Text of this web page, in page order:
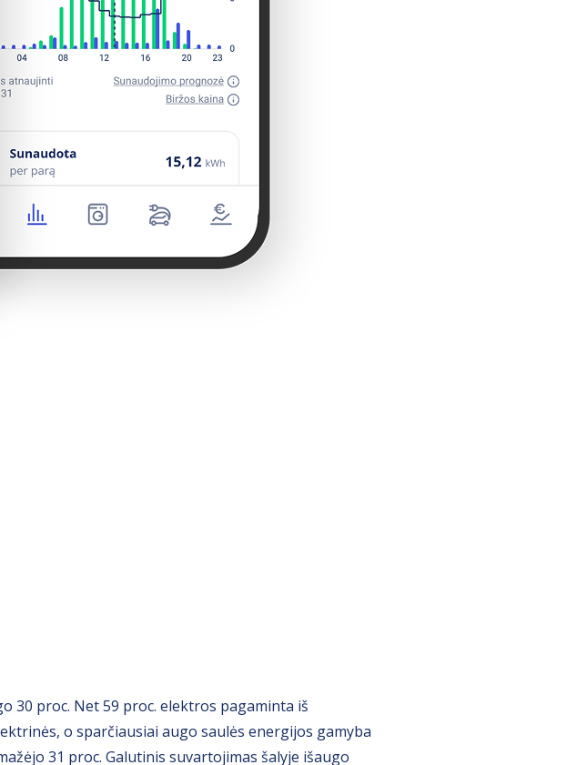
30 proc. Net 59 proc. elektros pagaminta iš
o sparčiausiai augo saulės energijos gamyba
31 proc. Galutinis suvartojimas šalyje išaugo